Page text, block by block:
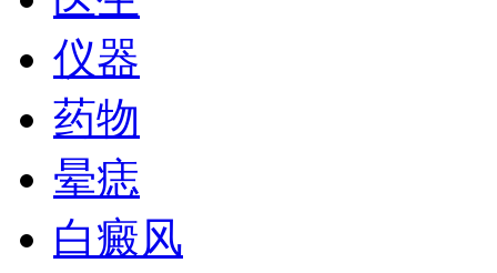
仪器
药物
晕痣
白癜风